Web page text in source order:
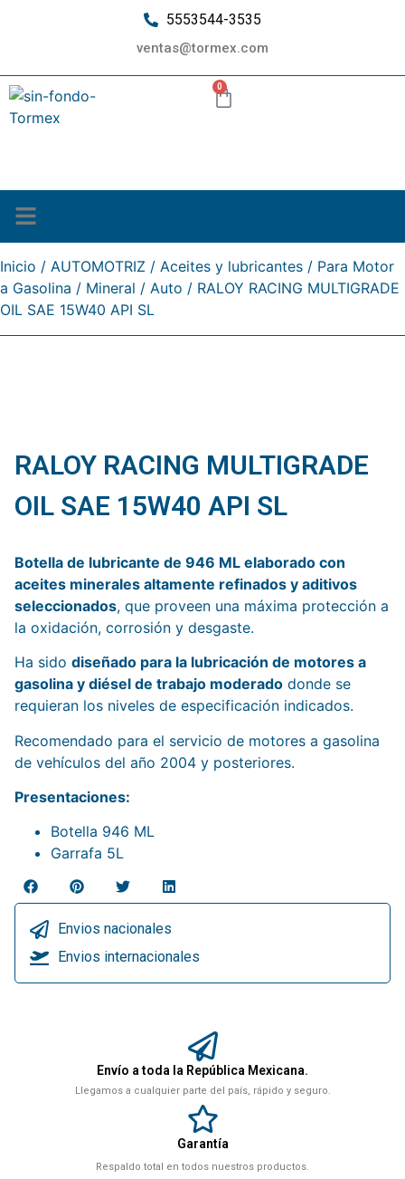
5553544-3535
ventas@tormex.com
0
Inicio / AUTOMOTRIZ / Aceites y lubricantes / Para Motor
a Gasolina / Mineral / Auto / RALOY RACING MULTIGRADE
OIL SAE 15W40 API SL
RALOY RACING MULTIGRADE
OIL SAE 15W40 API SL
Botella de lubricante de 946 ML elaborado con
aceites minerales altamente refinados y aditivos
seleccionados, que proveen una máxima protección a
la oxidación, corrosión y desgaste.
Ha sido diseñado para la lubricación de motores a
gasolina y diésel de trabajo moderado donde se
requieran los niveles de especificación indicados.
Recomendado para el servicio de motores a gasolina
de vehículos del año 2004 y posteriores.
Presentaciones:
Botella 946 ML
Garrafa 5L
Envios nacionales
Envios internacionales
Envío a toda la República Mexicana.
Llegamos a cualquier parte del país, rápido y seguro.
Garantía
Respaldo total en todos nuestros productos.